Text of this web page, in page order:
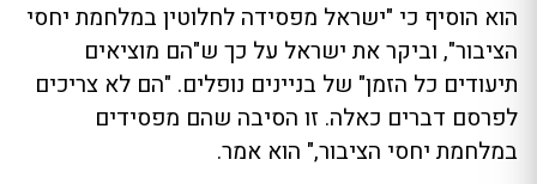
הוא הוסיף כי "ישראל מפסידה לחלוטין במלחמת יחסי
הציבור", וביקר את ישראל על כך ש"הם מוציאים
תיעודים כל הזמן" של בניינים נופלים. "הם לא צריכים
לפרסם דברים כאלה. זו הסיבה שהם מפסידים
במלחמת יחסי הציבור," הוא אמר.